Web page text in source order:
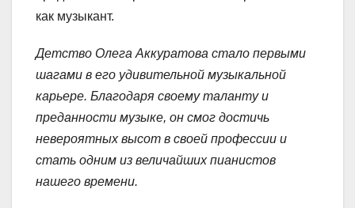
как музыкант.
Детство Олега Аккуратова стало первыми
шагами в его удивительной музыкальной
карьере. Благодаря своему таланту и
преданности музыке, он смог достичь
невероятных высот в своей профессии и
стать одним из величайших пианистов
нашего времени.